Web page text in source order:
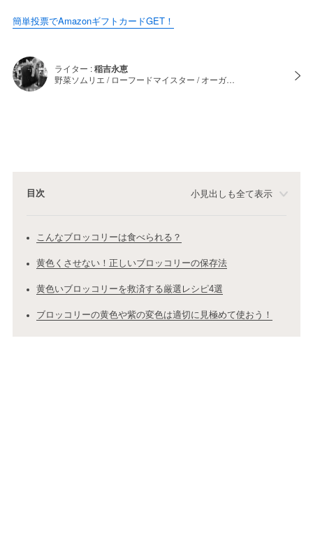
簡単投票でAmazonギフトカードGET！
ライター :稲吉永恵
野菜ソムリエ / ローフードマイスター / オーガ…
目次 小見出しも全て表示
こんなブロッコリーは食べられる？
黄色くさせない！正しいブロッコリーの保存法
黄色いブロッコリーを救済する厳選レシピ4選
ブロッコリーの黄色や紫の変色は適切に見極めて使おう！